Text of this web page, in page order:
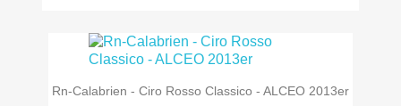
Rn-Calabrien - Ciro Rosso Classico - ALCEO 2013er